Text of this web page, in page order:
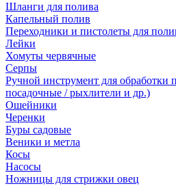
Шланги для полива
Капельный полив
Переходники и пистолеты для
Лейки
Хомуты червячные
Серпы
Ручной инструмент для обработки
посадочные / рыхлители и др.)
Ошейники
Черенки
Буры садовые
Веники и метла
Косы
Насосы
Ножницы для стрижки овец